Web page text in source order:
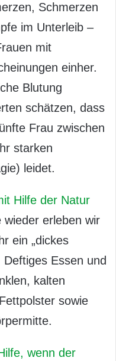
Schmerzen
im Unterleib –
mit
einher.
Blutung
schätzen, dass
Frau zwischen
starken
leidet.
Hilfe der Natur
wieder erleben wir
ein „dickes
Deftiges Essen und
kalten
sowie
wenn der